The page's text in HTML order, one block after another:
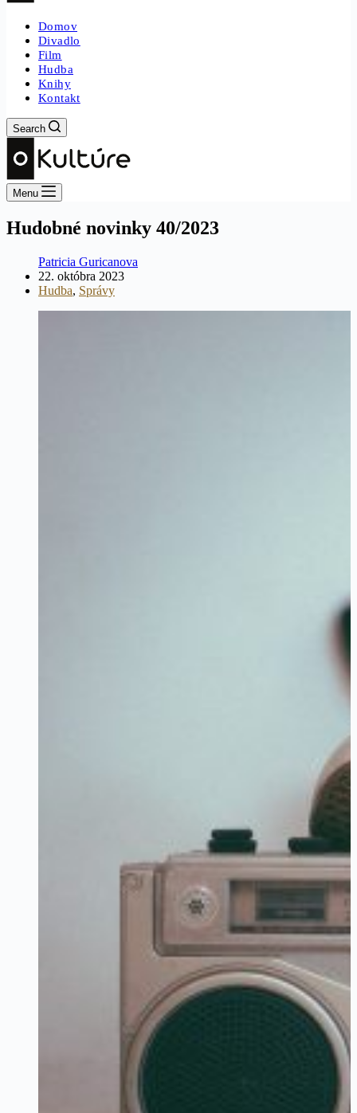
Domov
Divadlo
Film
Hudba
Knihy
Kontakt
Search
Menu
Hudobné novinky 40/2023
Patricia Guricanova
22. októbra 2023
Hudba, Správy